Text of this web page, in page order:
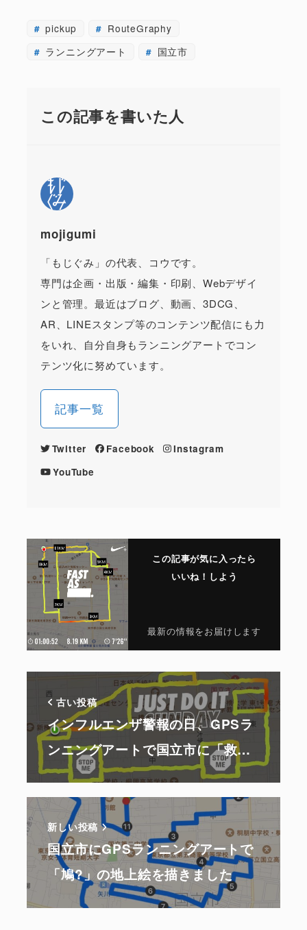
pickup
RouteGraphy
ランニングアート
国立市
この記事を書いた人
mojigumi
「もじぐみ」の代表、コウです。
専門は企画・出版・編集・印刷、Webデザイ
ンと管理。最近はブログ、動画、3DCG、
AR、LINEスタンプ等のコンテンツ配信にも力
をいれ、自分自身もランニングアートでコン
テンツ化に努めています。
記事一覧
Twitter Facebook
Instagram
YouTube
この記事が気に入ったら
いいね！しよう
最新の情報をお届けします
古い投稿
インフルエンザ警報の日、GPSラ
ンニングアートで国立市に「救…
新しい投稿
国立市にGPSランニングアートで
「鳩?」の地上絵を描きました